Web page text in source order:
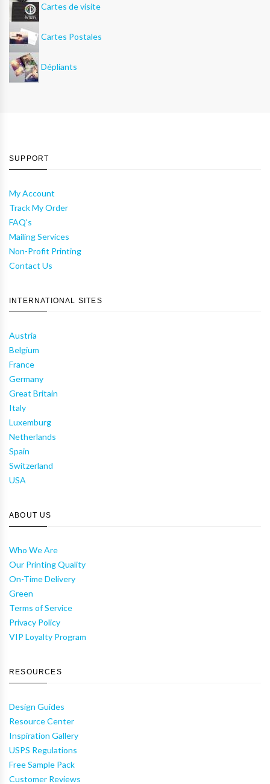
Cartes de visite
Cartes Postales
Dépliants
SUPPORT
My Account
Track My Order
FAQ's
Mailing Services
Non-Profit Printing
Contact Us
INTERNATIONAL SITES
Austria
Belgium
France
Germany
Great Britain
Italy
Luxemburg
Netherlands
Spain
Switzerland
USA
ABOUT US
Who We Are
Our Printing Quality
On-Time Delivery
Green
Terms of Service
Privacy Policy
VIP Loyalty Program
RESOURCES
Design Guides
Resource Center
Inspiration Gallery
USPS Regulations
Free Sample Pack
Customer Reviews